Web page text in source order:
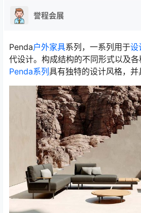
誉程会展
Penda户外家具系列，一系列用于设
代设计。构成结构的不同形式以及
Penda系列 具有独特的设计风格，并